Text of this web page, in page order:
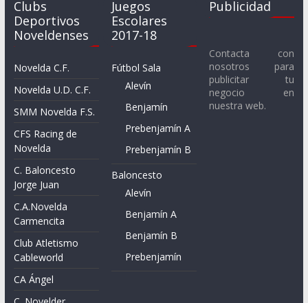
Clubs
Deportivos
Noveldenses
Novelda C.F.
Novelda U.D. C.F.
SMM Novelda F.S.
CFS Racing de
Novelda
C. Baloncesto
Jorge Juan
C.A.Novelda
Carmencita
Club Atletismo
Cableworld
CA Ángel
Juegos
Escolares
2017-18
Fútbol Sala
Alevín
Benjamín
Prebenjamín A
Prebenjamín B
Baloncesto
Alevín
Benjamín A
Benjamín B
Prebenjamín
Publicidad
Contacta con
nosotros para
publicitar tu
negocio en
nuestra web.